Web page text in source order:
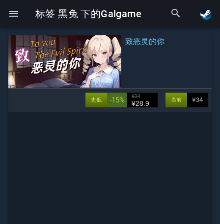
menu 标签 黑兔 下的Galgame search
致恶灵的你
¥34
当前
-15% ¥34
¥28.9
史低